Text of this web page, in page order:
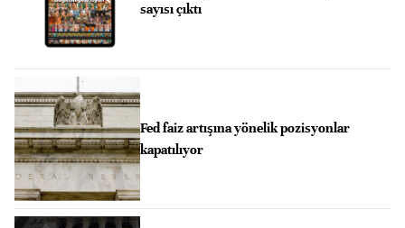
sayısı çıktı
Fed faiz artışına yönelik pozisyonlar
kapatılıyor